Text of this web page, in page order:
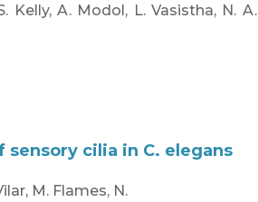
Kelly, A. Modol, L. Vasistha, N. A.
cilia in C. elegans
M. Flames, N.